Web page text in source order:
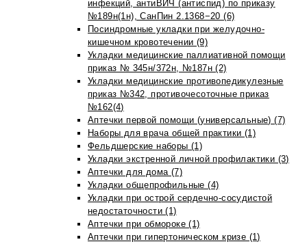
инфекций, антиВИЧ (антиспид) по приказу
№189н(1н), СанПин 2.1368−20 (6)
Посиндромные укладки при желудочно-
кишечном кровотечении (9)
Укладки медицинские паллиативной помощи
приказ № 345н/372н, №187н (2)
Укладки медицинские противопедикулезные
приказ №342, противочесоточные приказ
№162(4)
Аптечки первой помощи (универсальные) (7)
Наборы для врача общей практики (1)
Фельдшерские наборы (1)
Укладки экстренной личной профилактики (3)
Аптечки для дома (7)
Укладки общепрофильные (4)
Укладки при острой сердечно-сосудистой
недостаточности (1)
Аптечки при обмороке (1)
Аптечки при гипертоническом кризе (1)